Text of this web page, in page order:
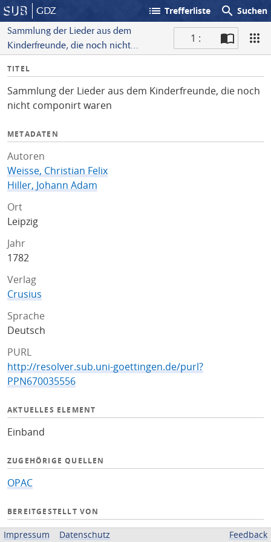
GDZ list Trefferliste search Suchen
Sammlung der Lieder aus dem
Kinderfreunde, die noch nicht
1 :
I
f
o
TITEL
Sammlung der Lieder aus dem Kinderfreunde, die noch
nicht componirt waren
METADATEN
Autoren
Weisse, Christian Felix
Hiller, Johann Adam
Ort
Leipzig
Jahr
1782
Verlag
Crusius
Sprache
Deutsch
PURL
http://resolver.sub.uni-goettingen.de/purl?
PPN670035556
AKTUELLES ELEMENT
Einband
ZUGEHÖRIGE QUELLEN
OPAC
BEREITGESTELLT VON
Niedersächsische Staats- und Universitätsbibliothek
Impressum Datenschutz Feedback